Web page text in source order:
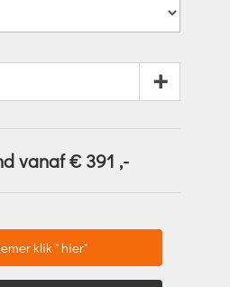
+
vanaf € 391 ,-
klik " hier"